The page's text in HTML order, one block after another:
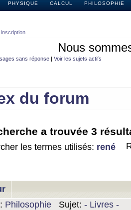
PHYSIQUE CALCUL PHILOSOPHIE
Inscription
Nous
sans réponse | Voir les sujets actifs
du forum
a trouvée 3
les termes utilisés: rené
Philosophie Sujet: - Livres -